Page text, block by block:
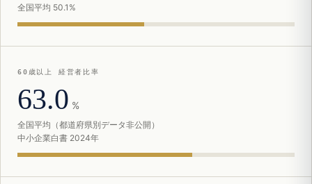
全国平均 50.1%
60歳以上 経営者比率
63.0 %
全国平均（都道府県別データ非公開）
中小企業白書 2024年